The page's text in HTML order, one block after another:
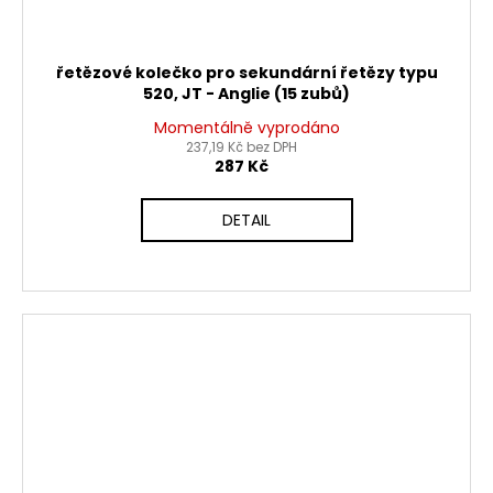
řetězové kolečko pro sekundární řetězy typu
520, JT - Anglie (15 zubů)
Momentálně vyprodáno
237,19 Kč bez DPH
287 Kč
DETAIL